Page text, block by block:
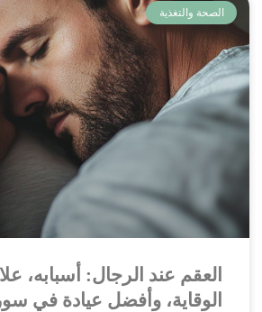
الصحة والتغذية
العقم عند الرجال: أسبابه،
الوقاية، وأفضل عيادة في